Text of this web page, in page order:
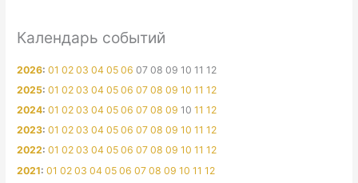
Календарь событий
2026:01 02 03 04 05 06 07 08 09 10 11 12
2025:01 02 03 04 05 06 07 08 09 10 11 12
2024:01 02 03 04 05 06 07 08 09 10 11 12
2023:01 02 03 04 05 06 07 08 09 10 11 12
2022:01 02 03 04 05 06 07 08 09 10 11 12
2021:01 02 03 04 05 06 07 08 09 10 11 12